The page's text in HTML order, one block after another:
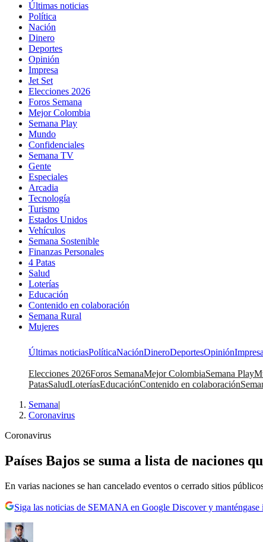
Últimas noticias
Política
Nación
Dinero
Deportes
Opinión
Impresa
Jet Set
Elecciones 2026
Foros Semana
Mejor Colombia
Semana Play
Mundo
Confidenciales
Semana TV
Gente
Especiales
Arcadia
Tecnología
Turismo
Estados Unidos
Vehículos
Semana Sostenible
Finanzas Personales
4 Patas
Salud
Loterías
Educación
Contenido en colaboración
Semana Rural
Mujeres
Últimas noticiasPolíticaNaciónDineroDeportesOpiniónImpresa
Elecciones 2026Foros SemanaMejor ColombiaSemana Play
PatasSaludLoteríasEducaciónContenido en colaboración
Semana|
Coronavirus
Coronavirus
Países Bajos se suma a lista de naciones
En varias naciones se han cancelado eventos o cerrado sitios
Siga las noticias de SEMANA en Google Discover y manténgase